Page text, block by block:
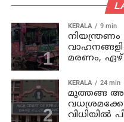
KERALA 9 min
നിയന്ത്രണം
മരണം, ഏഴ്
KERALA 24 min
മുത്തങ്ങ
വിധിയില്‍